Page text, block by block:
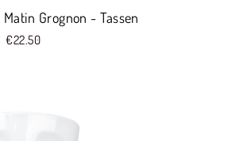
Grognon - Tassen
€22.50